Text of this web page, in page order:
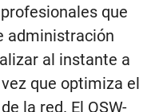
que
administración
al instante a
que optimiza el
la red. El QSW-